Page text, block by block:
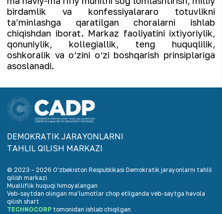
birdamlik va konfessiyalararo totuvlikni
ta’minlashga qaratilgan choralarni ishlab
chiqishdan iborat. Markaz faoliyatini ixtiyoriylik,
qonuniylik, kollegiallik, teng huquqlilik,
oshkoralik va o‘zini o‘zi boshqarish prinsiplariga
asoslanadi.
DEMOKRАTIK JАRАYONLАRNI
TАHLIL QILISH MАRKАZI
© 2023 - 2026 O‘zbekiston Respublikasi Demokratik jarayonlarni tahlil
qilish markazi
Mualliflik huquqi himoyalangan
Veb-saytdan olingan maʼlumotlar chop etilganda veb-saytga havola
qilish shart
TECHNOCORP tomonidan ishlab chiqilgan